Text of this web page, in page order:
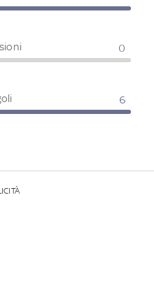
0
6